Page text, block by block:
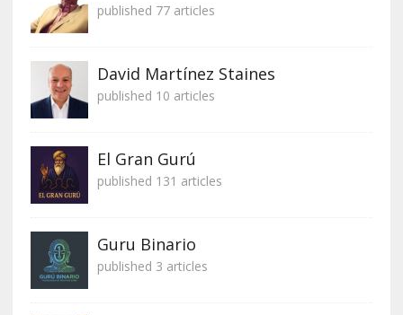
published 77 articles
David Martínez Staines
published 10 articles
El Gran Gurú
published 131 articles
Guru Binario
published 3 articles